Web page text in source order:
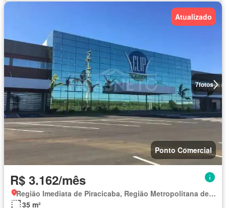
7fotos
Atualizado
Ponto Comercial
R$ 3.162/mês
Região Imediata de Piracicaba, Região Metropolitana de Piracicaba
35 m²